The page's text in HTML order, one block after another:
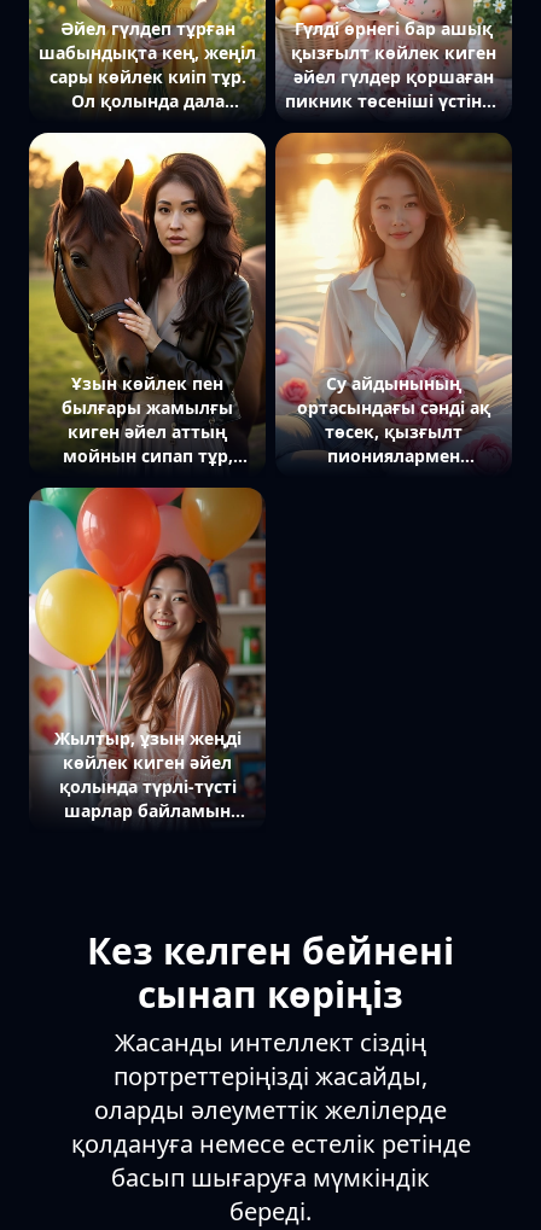
Әйел гүлдеп тұрған
шабындықта кең, жеңіл
сары көйлек киіп тұр.
Ол қолында дала
шоғын ұстап, камераға
нәзік жымиып
қарайды. Артында кең
көкжиек пен ашық
аспан.
Гүлді өрнегі бар ашық
қызғылт көйлек киген
әйел гүлдер қоршаған
пикник төсеніші үстінде
кесесі, ал көзі тікелей
камераға бағытталған.
Артында жеміс
салынған себет пен
жасыл көгал көрінеді.
Табиғи жарық, екпін
оның жайлылығы мен
көктемгі
атмосферасына
қойылған.
Ұзын көйлек пен
былғары жамылғы
киген әйел аттың
мойнын сипап тұр,
жайылым мен күн
көрінеді.
Су айдынының
ортасындағы сәнді ақ
төсек, қызғылт
пиониялармен
Жылтыр, ұзын жеңді
көйлек киген әйел
қолында түрлі-түсті
шарлар байламын
Кез келген бейнені
сынап көріңіз
Жасанды интеллект сіздің
портреттеріңізді жасайды,
оларды әлеуметтік желілерде
қолдануға немесе естелік ретінде
басып шығаруға мүмкіндік
береді.